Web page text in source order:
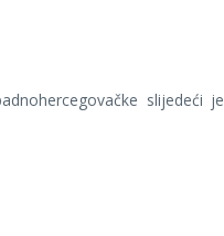
slijedeći je